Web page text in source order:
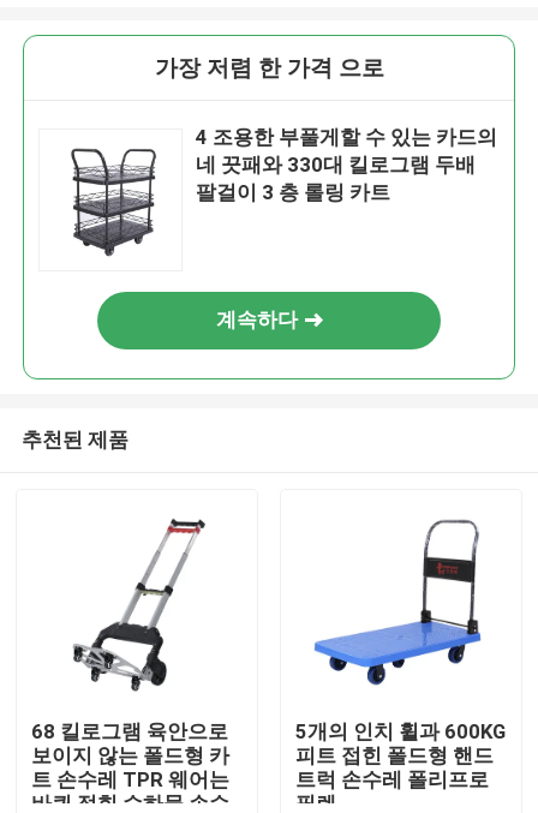
가장 저렴 한 가격 으로
4 조용한 부풀게할 수 있는 카드의
네 끗패와 330대 킬로그램 두배
팔걸이 3 층 롤링 카트
계속하다
추천된 제품
68 킬로그램 육안으로
보이지 않는 폴드형 카
트 손수레 TPR 웨어는
바퀴 접힌 수하물 손수
5개의 인치 휠과 600KG
피트 접힌 폴드형 핸드
트럭 손수레 폴리프로
필렌